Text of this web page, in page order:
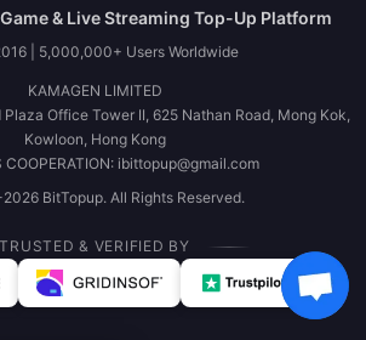
& Live Streaming Top-Up Platform
| 5,000,000+ Users Worldwide
KAMAGEN LIMITED
Plaza Office Tower II, 625 Nathan Road, Mong Kok,
Kowloon, Hong Kong
COOPERATION: ibittopup@gmail.com
BitTopup. All Rights Reserved.
TRUSTED & VERIFIED BY